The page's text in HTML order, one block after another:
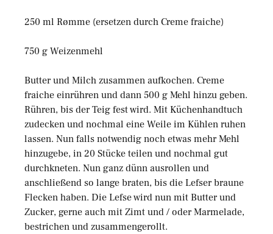
250 ml Rømme (ersetzen durch Creme fraiche)
750 g Weizenmehl
Butter und Milch zusammen aufkochen. Creme
fraiche einrühren und dann 500 g Mehl hinzu geben.
Rühren, bis der Teig fest wird. Mit Küchenhandtuch
zudecken und nochmal eine Weile im Kühlen ruhen
lassen. Nun falls notwendig noch etwas mehr Mehl
hinzugebe, in 20 Stücke teilen und nochmal gut
durchkneten. Nun ganz dünn ausrollen und
anschließend so lange braten, bis die Lefser braune
Flecken haben. Die Lefse wird nun mit Butter und
Zucker, gerne auch mit Zimt und / oder Marmelade,
bestrichen und zusammengerollt.